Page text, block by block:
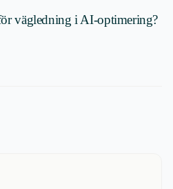
vägledning i AI-optimering?